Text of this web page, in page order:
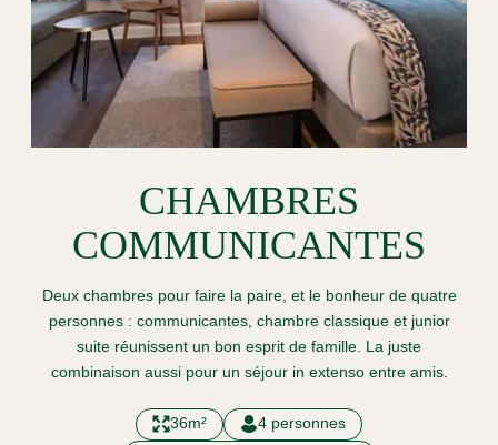
CHAMBRES
COMMUNICANTES
Deux chambres pour faire la paire, et le bonheur de quatre
personnes : communicantes, chambre classique et junior
suite réunissent un bon esprit de famille. La juste
combinaison aussi pour un séjour in extenso entre amis.
36m²
4 personnes